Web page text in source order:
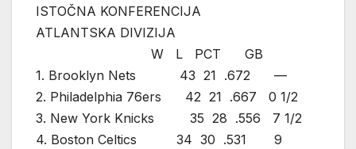
ISTOČNA KONFERENCIJA
ATLANTSKA DIVIZIJA
W L PCT GB
1. Brooklyn Nets 43 21 .672 —
2. Philadelphia 76ers 42 21 .667 0 1/2
3. New York Knicks 35 28 .556 7 1/2
4. Boston Celtics 34 30 .531 9